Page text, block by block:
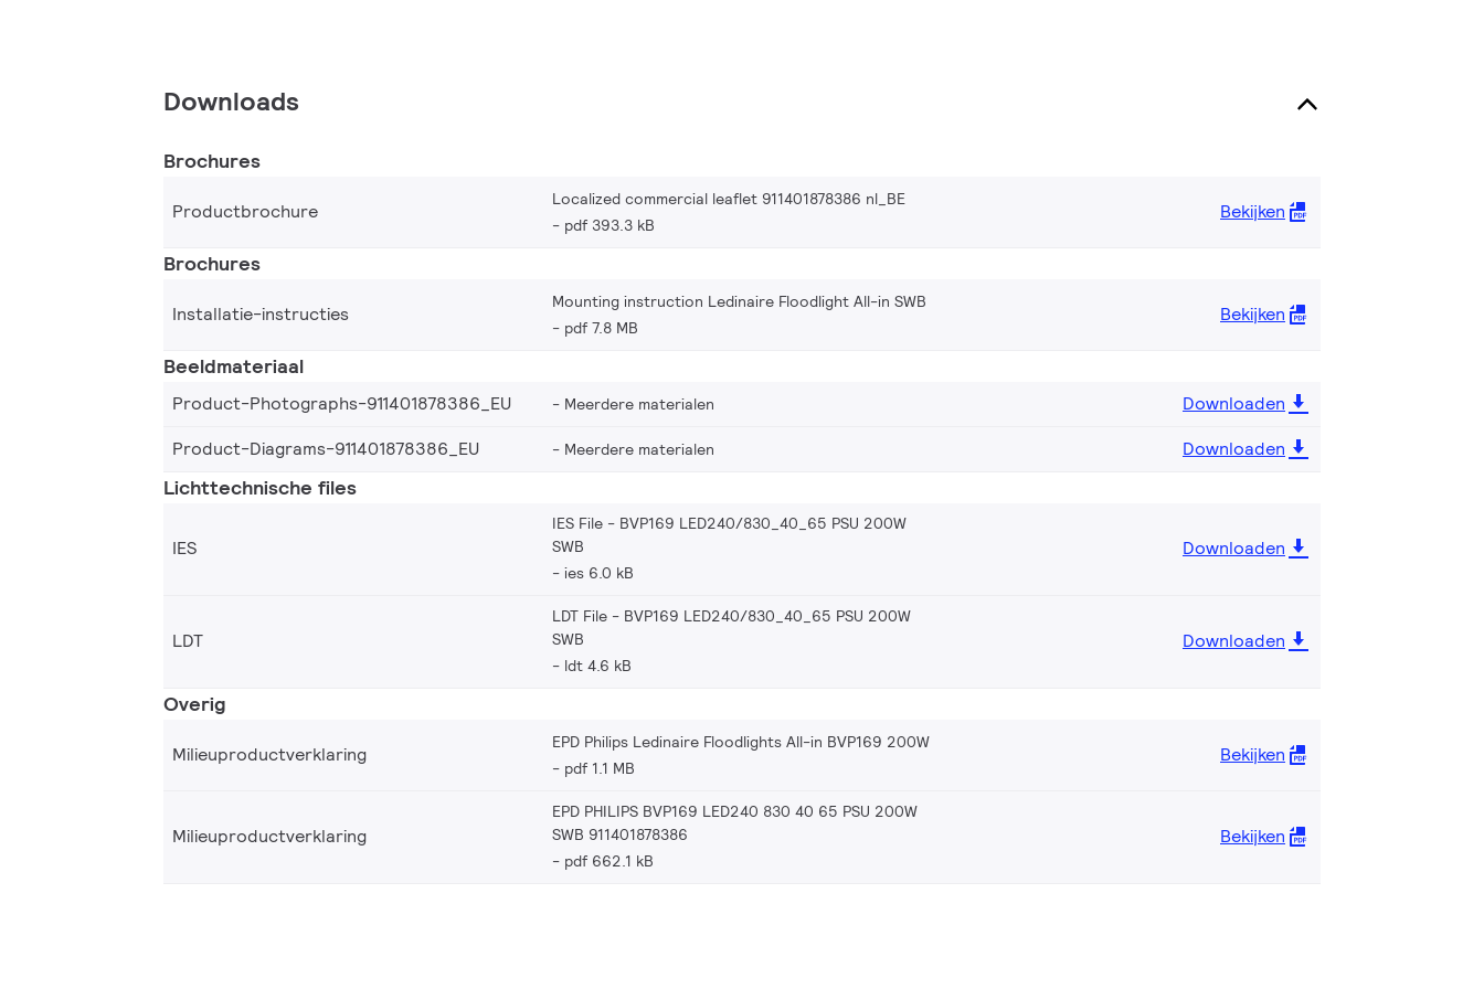
Downloads
Brochures
Productbrochure
Localized commercial leaflet 911401878386 nl_BE
pdf 393.3 kB
Bekijken
Brochures
Installatie-instructies
Mounting instruction Ledinaire Floodlight All-in SWB
pdf 7.8 MB
Bekijken
Beeldmateriaal
Product-Photographs-911401878386_EU Meerdere materialen
Downloaden
Product-Diagrams-911401878386_EU
Meerdere materialen Downloaden
Lichttechnische files
IES
IES File - BVP169 LED240/830_40_65 PSU 200W
SWB
ies 6.0 kB
Downloaden
LDT
LDT File - BVP169 LED240/830_40_65 PSU 200W
SWB
ldt 4.6 kB
Downloaden
Overig
Milieuproductverklaring
EPD Philips Ledinaire Floodlights All-in BVP169 200W
pdf 1.1 MB
Bekijken
Milieuproductverklaring
EPD PHILIPS BVP169 LED240 830 40 65 PSU 200W
SWB 911401878386
pdf 662.1 kB
Bekijken